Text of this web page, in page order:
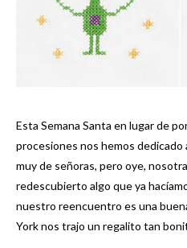
Esta Semana Santa en lugar de
procesiones nos hemos dedicado
muy de señoras, pero oye,
redescubierto algo que ya
nuestro reencuentro es una
York nos trajo un regalito tan